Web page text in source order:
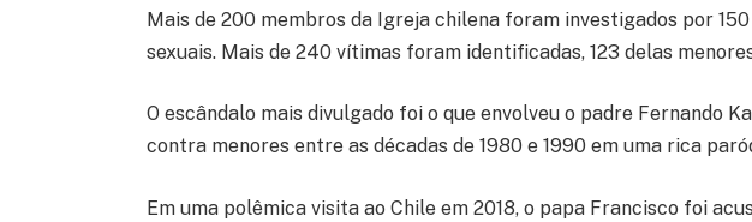
Mais de 200 membros da Igreja chilena foram investigados por
sexuais. Mais de 240 vítimas foram identificadas, 123 delas
O escândalo mais divulgado foi o que envolveu o padre Fernando
contra menores entre as décadas de 1980 e 1990 em uma rica
Em uma polêmica visita ao Chile em 2018, o papa Francisco foi